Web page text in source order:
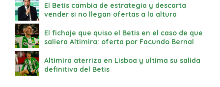
El Betis cambia de estrategia y descarta
vender si no llegan ofertas a la altura
El fichaje que quiso el Betis en el caso de que
saliera Altimira: oferta por Facundo Bernal
Altimira aterriza en Lisboa y ultima su salida
definitiva del Betis